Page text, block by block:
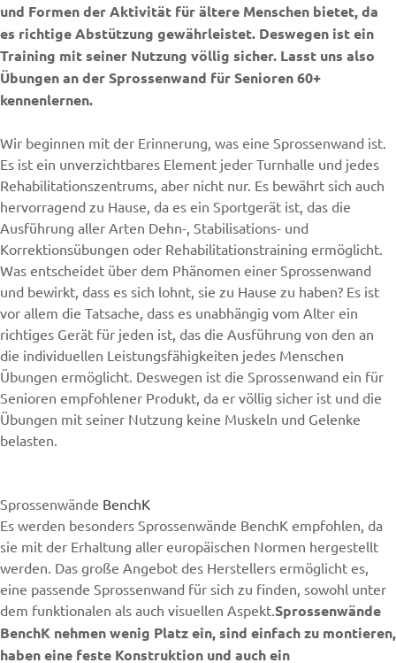
und Formen der Aktivität für ältere Menschen bietet, da
es richtige Abstützung gewährleistet. Deswegen ist ein
Training mit seiner Nutzung völlig sicher. Lasst uns also
Übungen an der Sprossenwand für Senioren 60+
kennenlernen.
Wir beginnen mit der Erinnerung, was eine Sprossenwand ist.
Es ist ein unverzichtbares Element jeder Turnhalle und jedes
Rehabilitationszentrums, aber nicht nur. Es bewährt sich auch
hervorragend zu Hause, da es ein Sportgerät ist, das die
Ausführung aller Arten Dehn-, Stabilisations- und
Korrektionsübungen oder Rehabilitationstraining ermöglicht.
Was entscheidet über dem Phänomen einer Sprossenwand
und bewirkt, dass es sich lohnt, sie zu Hause zu haben? Es ist
vor allem die Tatsache, dass es unabhängig vom Alter ein
richtiges Gerät für jeden ist, das die Ausführung von den an
die individuellen Leistungsfähigkeiten jedes Menschen
Übungen ermöglicht. Deswegen ist die Sprossenwand ein für
Senioren empfohlener Produkt, da er völlig sicher ist und die
Übungen mit seiner Nutzung keine Muskeln und Gelenke
belasten.
Sprossenwände BenchK
Es werden besonders Sprossenwände BenchK empfohlen, da
sie mit der Erhaltung aller europäischen Normen hergestellt
werden. Das große Angebot des Herstellers ermöglicht es,
eine passende Sprossenwand für sich zu finden, sowohl unter
dem funktionalen als auch visuellen Aspekt. Sprossenwände
BenchK nehmen wenig Platz ein, sind einfach zu montieren,
haben eine feste Konstruktion und auch ein